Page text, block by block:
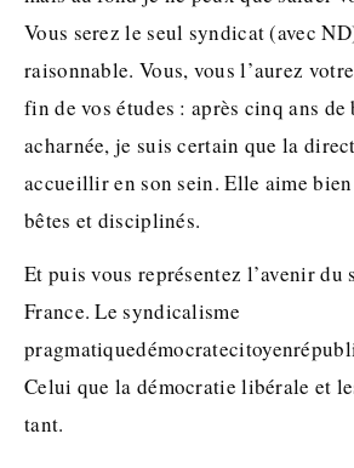
Vous serez le seul syndicat (avec
raisonnable. Vous, vous l’aurez
fin de vos études : après cinq ans de
acharnée, je suis certain que la
accueillir en son sein. Elle aime
bêtes et disciplinés.
Et puis vous représentez l’avenir du
France. Le syndicalisme
Celui que la démocratie libérale et
tant.